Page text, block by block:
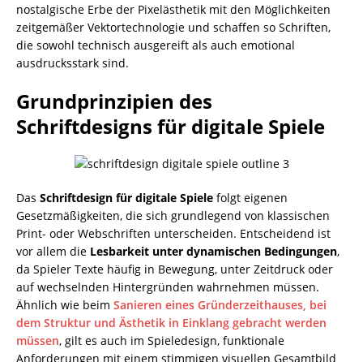
nostalgische Erbe der Pixelästhetik mit den Möglichkeiten
zeitgemäßer Vektortechnologie und schaffen so Schriften,
die sowohl technisch ausgereift als auch emotional
ausdrucksstark sind.
Grundprinzipien des
Schriftdesigns für digitale Spiele
Das Schriftdesign für digitale Spiele folgt eigenen
Gesetzmäßigkeiten, die sich grundlegend von klassischen
Print- oder Webschriften unterscheiden. Entscheidend ist
vor allem die Lesbarkeit unter dynamischen Bedingungen,
da Spieler Texte häufig in Bewegung, unter Zeitdruck oder
auf wechselnden Hintergründen wahrnehmen müssen.
Ähnlich wie beim Sanieren eines Gründerzeithauses, bei
dem Struktur und Ästhetik in Einklang gebracht werden
müssen, gilt es auch im Spieledesign, funktionale
Anforderungen mit einem stimmigen visuellen Gesamtbild